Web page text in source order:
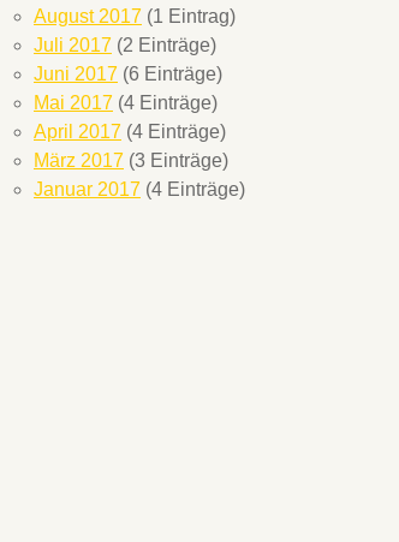
August 2017 (1 Eintrag)
Juli 2017 (2 Einträge)
Juni 2017 (6 Einträge)
Mai 2017 (4 Einträge)
April 2017 (4 Einträge)
März 2017 (3 Einträge)
Januar 2017 (4 Einträge)